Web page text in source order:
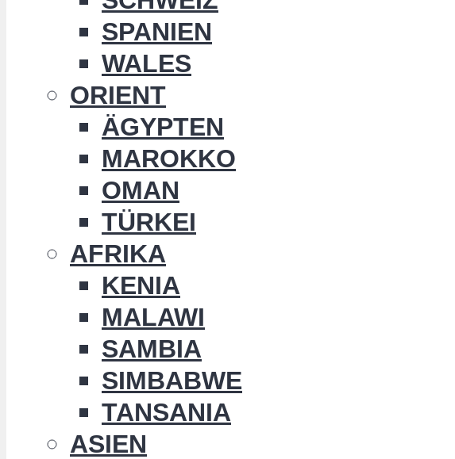
SPANIEN
WALES
ORIENT
ÄGYPTEN
MAROKKO
OMAN
TÜRKEI
AFRIKA
KENIA
MALAWI
SAMBIA
SIMBABWE
TANSANIA
ASIEN